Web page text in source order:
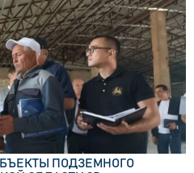
ПОДЗЕМНОГО